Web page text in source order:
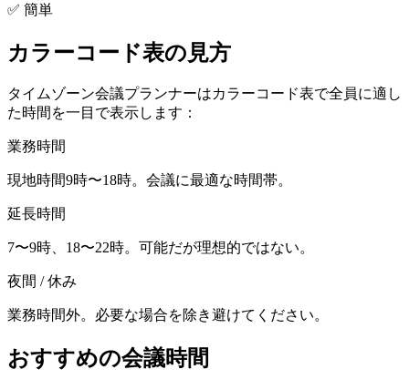
✅ 簡単
カラーコード表の見方
タイムゾーン会議プランナーはカラーコード表で全員に適し
た時間を一目で表示します：
業務時間
現地時間9時〜18時。会議に最適な時間帯。
延長時間
7〜9時、18〜22時。可能だが理想的ではない。
夜間 / 休み
業務時間外。必要な場合を除き避けてください。
おすすめの会議時間